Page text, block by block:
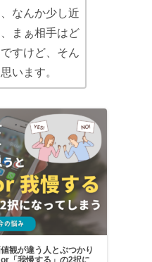
なんか少し近
まぁ相手はど
すけど、そん
います。
観が違う人とぶつかり
「我慢する」の2択に